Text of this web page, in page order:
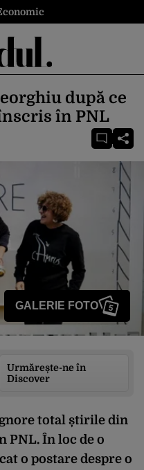
după ce
în PNL
GALERIE FOTO 5
Urmărește-ne în
Discover
total știrile din
PNL. În loc de o
o postare despre o